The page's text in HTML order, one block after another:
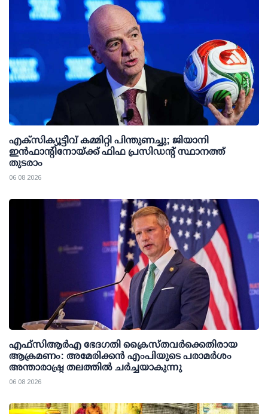
എക്സിക്യൂട്ടീവ് കമ്മിറ്റി പിന്തുണച്ചു; ജിയാനി
ഇന്‍ഫാന്റിനോയ്ക്ക് ഫിഫ പ്രസിഡന്റ് സ്ഥാനത്ത്
തുടരാം
06 08 2026
എഫ്‌സി‌ആര്‍‌എ ഭേദഗതി ക്രൈസ്തവർക്കെതിരായ
ആക്രമണം: അമേരിക്കൻ എംപിയുടെ പരാമർശം
അന്താരാഷ്ട്ര തലത്തിൽ ചർച്ചയാകുന്നു
06 08 2026